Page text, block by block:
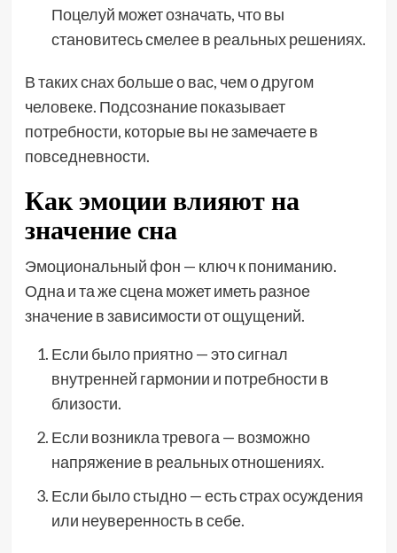
Поцелуй может означать, что вы
становитесь смелее в реальных решениях.
В таких снах больше о вас, чем о другом
человеке. Подсознание показывает
потребности, которые вы не замечаете в
повседневности.
Как эмоции влияют на
значение сна
Эмоциональный фон — ключ к пониманию.
Одна и та же сцена может иметь разное
значение в зависимости от ощущений.
Если было приятно — это сигнал
внутренней гармонии и потребности в
близости.
Если возникла тревога — возможно
напряжение в реальных отношениях.
Если было стыдно — есть страх осуждения
или неуверенность в себе.